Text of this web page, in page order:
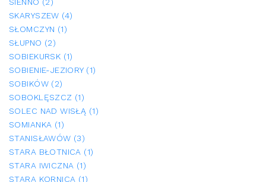
SKARYSZEW (4)
SŁOMCZYN (1)
SŁUPNO (2)
SOBIEKURSK (1)
SOBIENIE-JEZIORY (1)
SOBIKÓW (2)
SOBOKLĘSZCZ (1)
SOLEC NAD WISŁĄ (1)
SOMIANKA (1)
STANISŁAWÓW (3)
STARA BŁOTNICA (1)
STARA IWICZNA (1)
STARA KORNICA (1)